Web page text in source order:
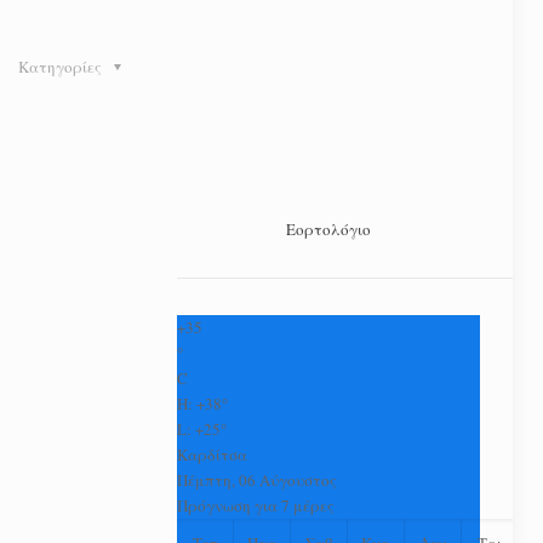
Κατηγορίες
Εορτολόγιο
+35
°
C
H:+38°
L:+25°
Καρδίτσα
Πέμπτη, 06 Αύγουστος
Πρόγνωση για 7 μέρες